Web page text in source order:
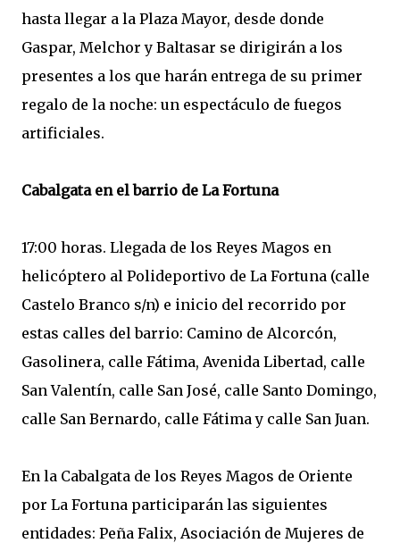
hasta llegar a la Plaza Mayor, desde donde
Gaspar, Melchor y Baltasar se dirigirán a los
presentes a los que harán entrega de su primer
regalo de la noche: un espectáculo de fuegos
artificiales.
Cabalgata en el barrio de La Fortuna
17:00 horas. Llegada de los Reyes Magos en
helicóptero al Polideportivo de La Fortuna (calle
Castelo Branco s/n) e inicio del recorrido por
estas calles del barrio: Camino de Alcorcón,
Gasolinera, calle Fátima, Avenida Libertad, calle
San Valentín, calle San José, calle Santo Domingo,
calle San Bernardo, calle Fátima y calle San Juan.
En la Cabalgata de los Reyes Magos de Oriente
por La Fortuna participarán las siguientes
entidades: Peña Falix, Asociación de Mujeres de